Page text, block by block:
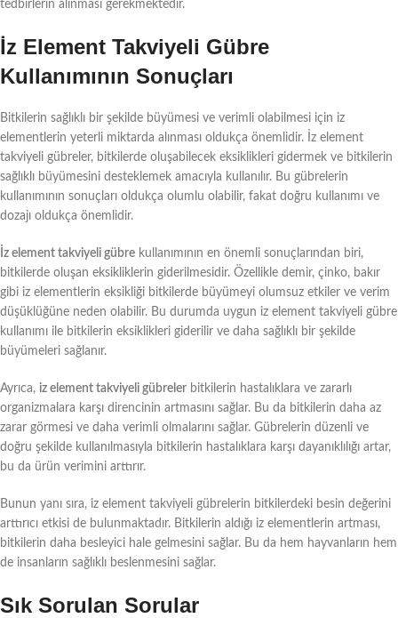
tedbirlerin alınması gerekmektedir.
İz Element Takviyeli Gübre
Kullanımının Sonuçları
Bitkilerin sağlıklı bir şekilde büyümesi ve verimli olabilmesi için iz
elementlerin yeterli miktarda alınması oldukça önemlidir. İz element
takviyeli gübreler, bitkilerde oluşabilecek eksiklikleri gidermek ve bitkilerin
sağlıklı büyümesini desteklemek amacıyla kullanılır. Bu gübrelerin
kullanımının sonuçları oldukça olumlu olabilir, fakat doğru kullanımı ve
dozajı oldukça önemlidir.
İz element takviyeli gübre kullanımının en önemli sonuçlarından biri,
bitkilerde oluşan eksikliklerin giderilmesidir. Özellikle demir, çinko, bakır
gibi iz elementlerin eksikliği bitkilerde büyümeyi olumsuz etkiler ve verim
düşüklüğüne neden olabilir. Bu durumda uygun iz element takviyeli gübre
kullanımı ile bitkilerin eksiklikleri giderilir ve daha sağlıklı bir şekilde
büyümeleri sağlanır.
Ayrıca, iz element takviyeli gübreler bitkilerin hastalıklara ve zararlı
organizmalara karşı direncinin artmasını sağlar. Bu da bitkilerin daha az
zarar görmesi ve daha verimli olmalarını sağlar. Gübrelerin düzenli ve
doğru şekilde kullanılmasıyla bitkilerin hastalıklara karşı dayanıklılığı artar,
bu da ürün verimini arttırır.
Bunun yanı sıra, iz element takviyeli gübrelerin bitkilerdeki besin değerini
arttırıcı etkisi de bulunmaktadır. Bitkilerin aldığı iz elementlerin artması,
bitkilerin daha besleyici hale gelmesini sağlar. Bu da hem hayvanların hem
de insanların sağlıklı beslenmesini sağlar.
Sık Sorulan Sorular